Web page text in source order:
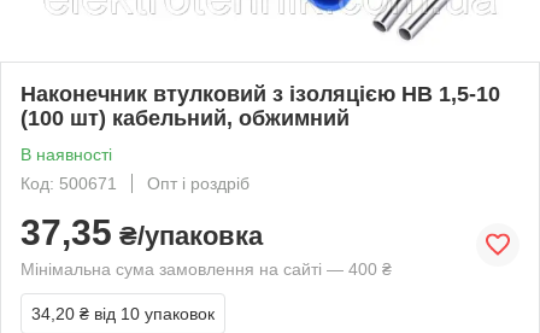
Наконечник втулковий з ізоляцією НВ 1,5-10
(100 шт) кабельний, обжимний
В наявності
Код: 500671
Опт і роздріб
37,35 ₴/упаковка
Мінімальна сума замовлення на сайті — 400 ₴
34,20 ₴ від 10 упаковок